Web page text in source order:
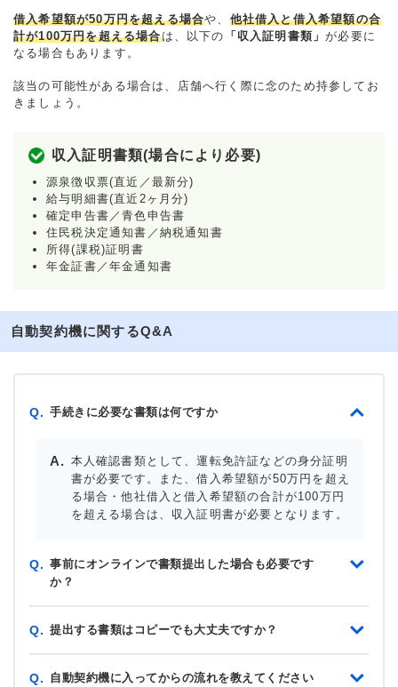
借入希望額が50万円を超える場合や、 他社借入と借入希望額の合
計が100万円を超える場合は、以下の 「収入証明書類」が必要に
なる場合もあります。
該当の可能性がある場合は、店舗へ行く際に念のため持参してお
きましょう。
収入証明書類(場合により必要)
源泉徴収票(直近／最新分)
給与明細書(直近2ヶ月分)
確定申告書／青色申告書
住民税決定通知書／納税通知書
所得(課税)証明書
年金証書／年金通知書
自動契約機に関するQ&A
Q. 手続きに必要な書類は何ですか
本人確認書類として、運転免許証などの身分証明
書が必要です。また、借入希望額が50万円を超え
る場合・他社借入と借入希望額の合計が100万円
を超える場合は、収入証明書が必要となります。
Q. 事前にオンラインで書類提出した場合も必要です
か？
Q. 提出する書類はコピーでも大丈夫ですか？
Q. 自動契約機に入ってからの流れを教えてください